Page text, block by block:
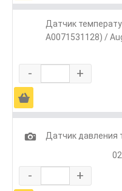
Датчик
A0071531128) /
- +
Ä
1
Датчик давления
- +